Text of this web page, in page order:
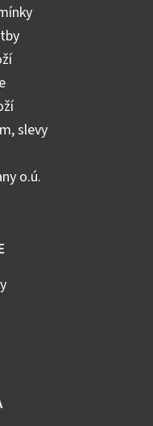
slevy
o.ú.